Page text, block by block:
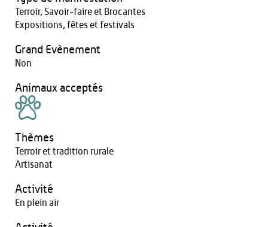
Terroir, Savoir-faire et Brocantes
Expositions, fêtes et festivals
Grand Evènement
Non
Animaux acceptés
Thèmes
Terroir et tradition rurale
Artisanat
Activité
En plein air